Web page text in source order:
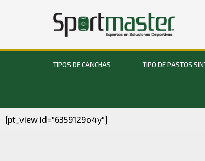
TIPOS DE CANCHAS TIPO DE PASTOS
[pt_view id="6359129o4y"]